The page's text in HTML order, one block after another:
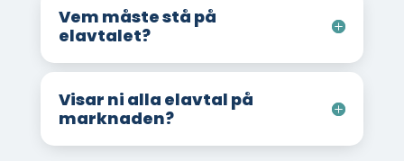
Vem måste stå på
elavtalet?
Visar ni alla elavtal på
marknaden?